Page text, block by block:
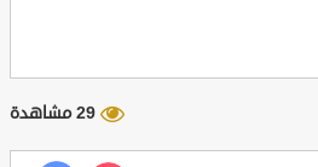
29 مشاهدة